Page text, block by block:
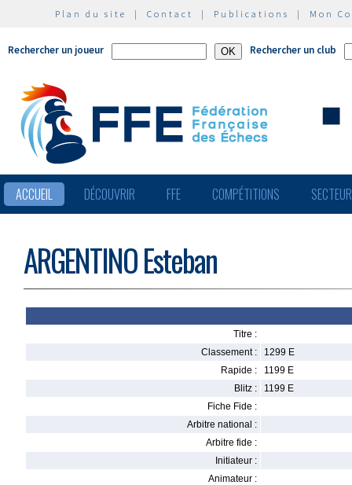
Plan du site | Contact | Publications | Mon
Rechercher un joueur Rechercher un club
ACCUEIL DÉCOUVRIR FFE COMPÉTITIONS
ARGENTINO Esteban
Titre :
Classement :
1299 E
Rapide :
1199 E
Blitz :
1199 E
Fiche Fide :
Arbitre national :
Arbitre fide :
Initiateur :
Animateur :